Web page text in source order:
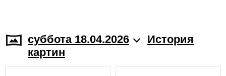
суббота 18.04.2026
История
картин